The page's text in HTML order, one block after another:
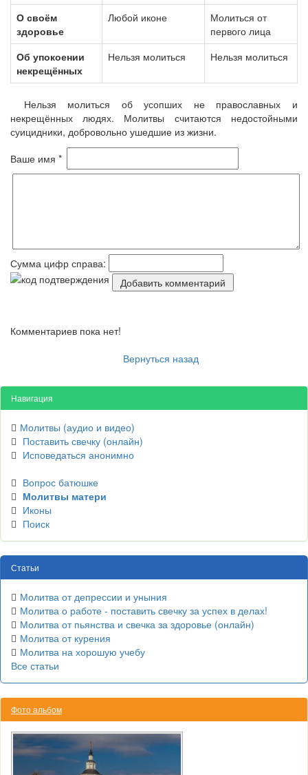
О своём
здоровье
Любой иконе
Молиться от
первого лица
Об упокоении
некрещённых
Нельзя молиться Нельзя молиться
Нельзя молиться об усопших не православных и
некрещённых людях. Молитвы считаются недостойными
суицидники, добровольно ушедшие из жизни.
Ваше имя *
Сумма цифр справа:
Комментариев пока нет!
Вернуться назад
Навигация
Молитвы (аудио и видео)
Поставить свечку (онлайн)
Исповедаться анонимно
Вопрос батюшке
Молитвы матери
Иконы
Поиск
Статьи
Молитва от депрессии и уныния
Молитва о работе - поставить свечку за успех в делах!
Молитва от пьянства и свечка за здоровье (онлайн)
Молитва от курения
Молитва на хорошую учебу
Все статьи
Фото альбом